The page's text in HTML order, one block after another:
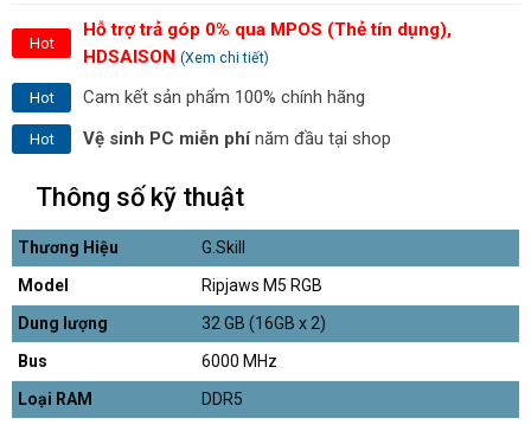
Hot
Hỗ trợ trả góp 0% qua MPOS (Thẻ tín dụng),
HDSAISON (Xem chi tiết)
Hot Cam kết sản phẩm 100% chính hãng
Hot Vệ sinh PC miễn phínăm đầu tại shop
Thông số kỹ thuật
Thương Hiệu
G.Skill
Model
Ripjaws M5 RGB
Dung lượng
32 GB (16GB x 2)
Bus
6000 MHz
Loại RAM
DDR5